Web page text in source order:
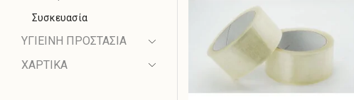
Συσκευασία
ΥΓΙΕΙΝΗ ΠΡΟΣΤΑΣΙΑ
ΧΑΡΤΙΚΑ